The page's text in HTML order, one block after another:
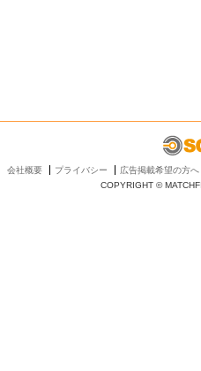
会社概要 プライバシー
広告掲載希望の方へ
COPYRIGHT ©